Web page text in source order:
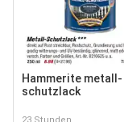
Hammerite metall-
schutzlack
23 Stunden